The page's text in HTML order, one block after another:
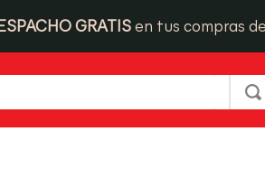
GRATIS en tus compras